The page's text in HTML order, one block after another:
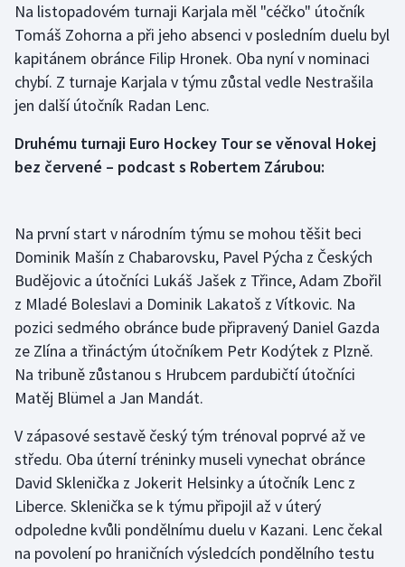
Lezení
Lyže a snowboard
Moderní pětiboj
Motorsport
Parasport
Plavání
Plážový volejbal
Rychlobruslení
Rychlostní kanoistika
Short track
Sportovní střelba
Na listopadovém turnaji Karjala měl "céčko" útočník
Tomáš Zohorna a při jeho absenci v posledním duelu byl
kapitánem obránce Filip Hronek. Oba nyní v nominaci
chybí. Z turnaje Karjala v týmu zůstal vedle Nestrašila
jen další útočník Radan Lenc.
Druhému turnaji Euro Hockey Tour se věnoval Hokej
bez červené – podcast s Robertem Zárubou:
Na první start v národním týmu se mohou těšit beci
Dominik Mašín z Chabarovsku, Pavel Pýcha z Českých
Budějovic a útočníci Lukáš Jašek z Třince, Adam Zbořil
z Mladé Boleslavi a Dominik Lakatoš z Vítkovic. Na
pozici sedmého obránce bude připravený Daniel Gazda
ze Zlína a třináctým útočníkem Petr Kodýtek z Plzně.
Na tribuně zůstanou s Hrubcem pardubičtí útočníci
Matěj Blümel a Jan Mandát.
V zápasové sestavě český tým trénoval poprvé až ve
středu. Oba úterní tréninky museli vynechat obránce
David Sklenička z Jokerit Helsinky a útočník Lenc z
Liberce. Sklenička se k týmu připojil až v úterý
odpoledne kvůli pondělnímu duelu v Kazani. Lenc čekal
na povolení po hraničních výsledcích pondělního testu